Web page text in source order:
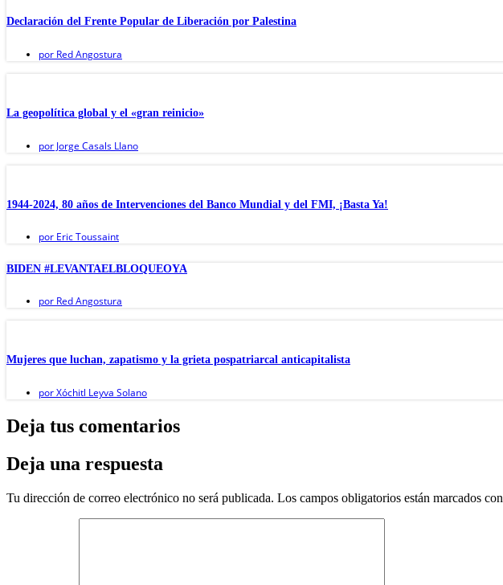
Declaración del Frente Popular de Liberación por Palestina
por Red Angostura
La geopolítica global y el «gran reinicio»
por Jorge Casals Llano
1944-2024, 80 años de Intervenciones del Banco Mundial y del FMI, ¡Basta Ya!
por Eric Toussaint
BIDEN #LEVANTAELBLOQUEOYA
por Red Angostura
Mujeres que luchan, zapatismo y la grieta pospatriarcal anticapitalista
porXóchitl Leyva Solano
Deja tus comentarios
Deja una respuesta
Tu dirección de correo electrónico no será publicada. Los campos obligatorios están marcados con